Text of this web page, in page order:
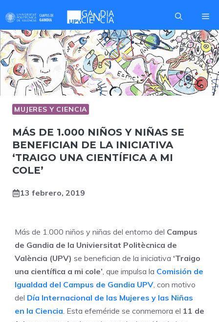
contenido
MUJERES Y CIENCIA
MÁS DE 1.000 NIÑOS Y NIÑAS SE
BENEFICIAN DE LA INICIATIVA
‘TRAIGO UNA CIENTÍFICA A MI
COLE’
13 febrero, 2019
Más de 1.000 niños y niñas del entorno del Campus
de Gandia de la Univiersitat Politècnica de
València (UPV) se benefician de la iniciativa ‘Traigo
una científica a mi cole’ , que impulsa la Comisión de
Igualdad del Campus de Gandia UPV , con motivo
del Día Internacional de las Mujeres y las Niñas
en la Ciencia . Esta efeméride se conmemora el 11 de